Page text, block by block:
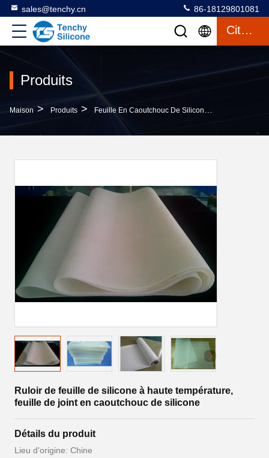
sales@tenchy.cn 86-18129801081
Citation
Produits
Maison > Produits > Feuille En Caoutchouc De Silicone
Ruloir de feuille de silicone à haute température,
feuille de joint en caoutchouc de silicone
Détails du produit
Lieu d'origine: Chine